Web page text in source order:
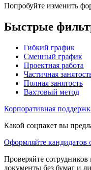
Попробуйте изменить
Быстрые
Гибкий график
Сменный график
Проектная работа
Частичная
Полная занятость
Вахтовый метод
Корпоративная
Какой соцпакет вы
Оформляйте кандидатов
Проверяйте
документы без бумаг и